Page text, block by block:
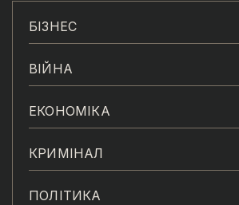
БІЗНЕС
ВІЙНА
ЕКОНОМІКА
КРИМІНАЛ
ПОЛІТИКА